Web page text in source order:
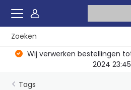
Wij verwerken bestellingen
2024
Tags